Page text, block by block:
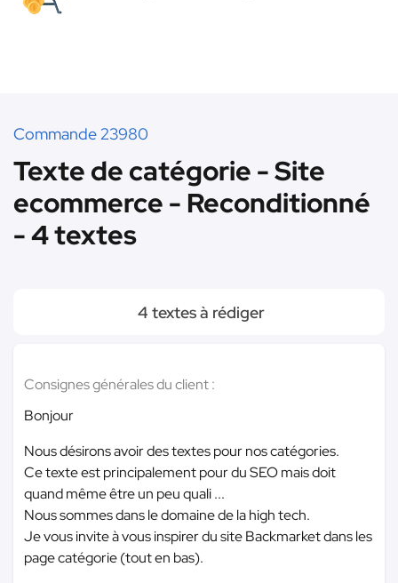
Commande 23980
Texte de catégorie - Site
ecommerce - Reconditionné
- 4 textes
4 textes à rédiger
Consignes générales du client :
Bonjour
Nous désirons avoir des textes pour nos catégories.
Ce texte est principalement pour du SEO mais doit
quand même être un peu quali ...
Nous sommes dans le domaine de la high tech.
Je vous invite à vous inspirer du site Backmarket dans les
page catégorie (tout en bas).